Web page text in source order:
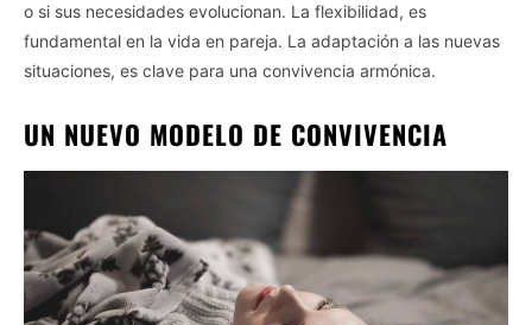
I want to opt-out of Collection, Use,
Retention, Sale, and/or Sharing of my
Personal Data that Is Unrelated with the
Purposes for which it was collected.
Opted Out
CONFIRM
o si sus necesidades evolucionan. La flexibilidad, es
fundamental en la vida en pareja. La adaptación a las nuevas
situaciones, es clave para una convivencia armónica.
UN NUEVO MODELO DE CONVIVENCIA